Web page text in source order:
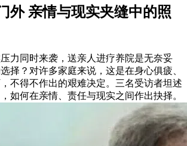
外 亲情与现实夹缝中的照
力同时来袭，送亲人进疗养院是无奈妥
择？对许多家庭来说，这是在身心俱疲、
不得不作出的艰难决定。三名受访者坦述
如何在亲情、责任与现实之间作出抉择。